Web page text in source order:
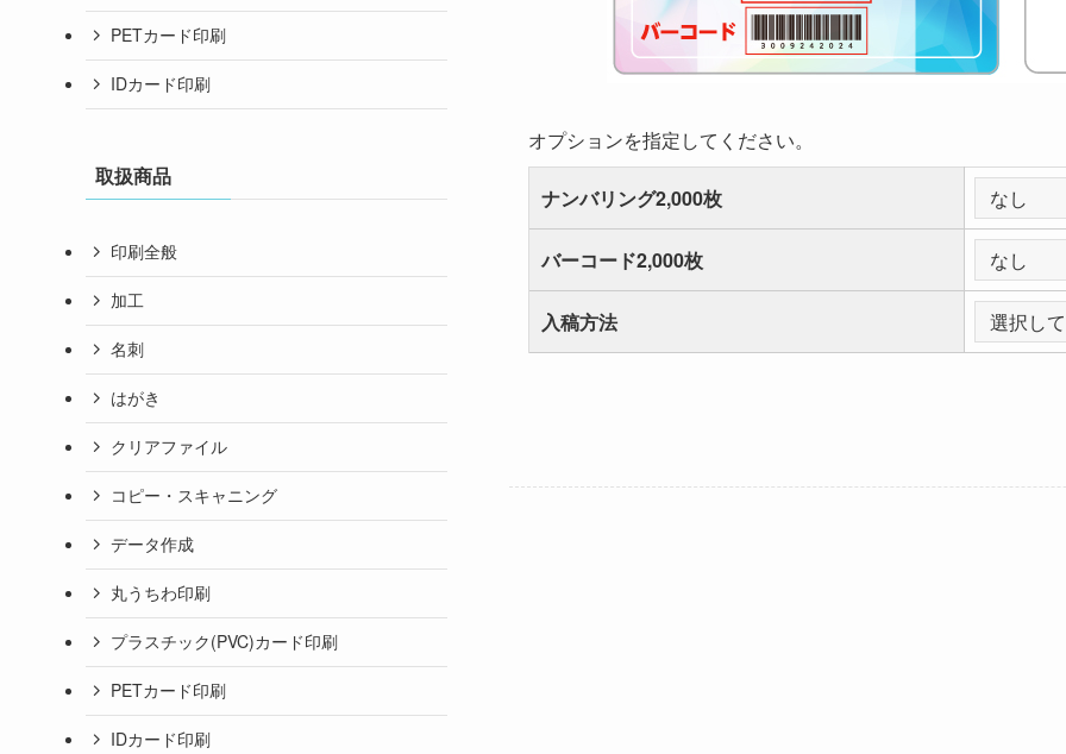
オプションを指定してください。
ナンバリング2,000枚
バーコード2,000枚
入稿方法
PETカード印刷
IDカード印刷
取扱商品
印刷全般
加工
名刺
はがき
クリアファイル
コピー・スキャニング
データ作成
丸うちわ印刷
プラスチック(PVC)カード印刷
PETカード印刷
IDカード印刷